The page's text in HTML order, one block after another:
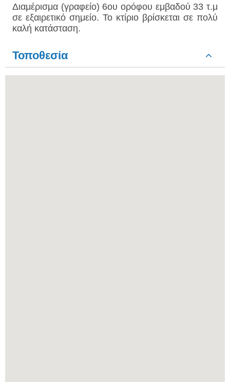
Διαμέρισμα (γραφείο) 6ου ορόφου εμβαδού 33 τ.μ
σε εξαιρετικό σημείο. Το κτίριο βρίσκεται σε πολύ
καλή κατάσταση.
Τοποθεσία